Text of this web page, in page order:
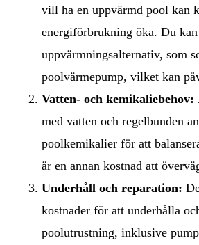
vill ha en uppvärmd pool kan
energiförbrukning öka. Du
uppvärmningsalternativ, som
poolvärmepump, vilket kan
Vatten- och kemikaliebehov:
med vatten och regelbunden
poolkemikalier för att
är en annan kostnad att
Underhåll och reparation:
kostnader för att underhålla
poolutrustning, inklusive